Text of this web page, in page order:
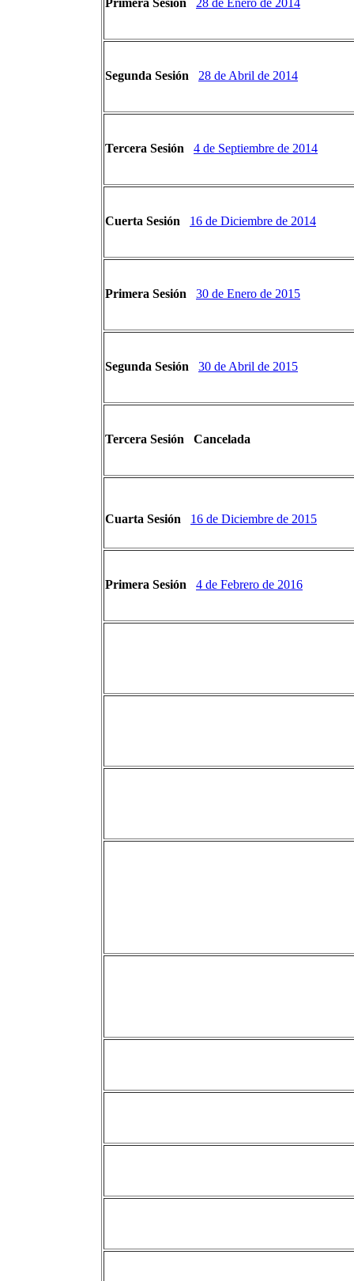
Primera Sesión 28 de Enero de 2014
Segunda Sesión 28 de Abril de 2014
Tercera Sesión 4 de Septiembre de 2014
Cuerta Sesión 16 de Diciembre de 2014
Primera Sesión 30 de Enero de 2015
Segunda Sesión 30 de Abril de 2015
Tercera Sesión Cancelada
Cuarta Sesión 16 de Diciembre de 2015
Primera Sesión 4 de Febrero de 2016